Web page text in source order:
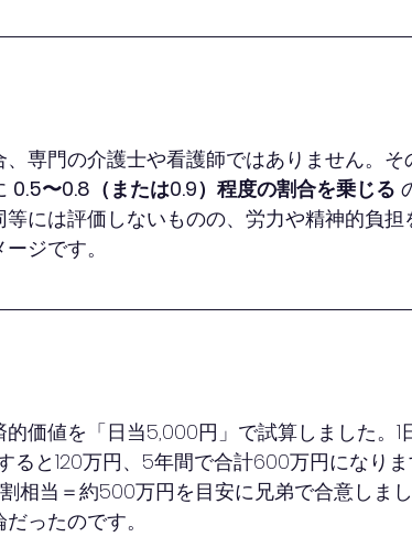
専門の介護士や看護師ではありません。そ
0.5〜0.8（または0.9）程度の割合を乗じる
には評価しないものの、労力や精神的負担
ジです。
価値を「日当5,000円」で試算しました。1
と120万円、5年間で合計600万円になりま
相当＝約500万円を目安に兄弟で合意しま
ったのです。